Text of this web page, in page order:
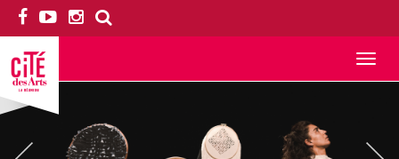
Toggle
navigation